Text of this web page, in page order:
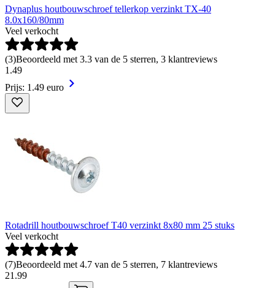
Dynaplus houtbouwschroef tellerkop verzinkt TX-40
8.0x160/80mm
Veel verkocht
(3)Beoordeeld met 3.3 van de 5 sterren, 3 klantreviews
1 .49
Prijs: 1.49 euro
Rotadrill houtbouwschroef T40 verzinkt 8x80 mm 25 stuks
Veel verkocht
(7)Beoordeeld met 4.7 van de 5 sterren, 7 klantreviews
21 .99